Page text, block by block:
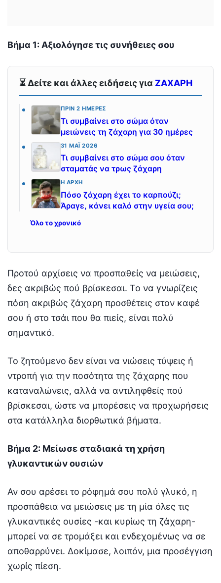
Βήμα 1: Αξιολόγησε τις συνήθειες σου
⏳ Δείτε και άλλες ειδήσεις για ΖΑΧΑΡΗ
ΠΡΙΝ 2 ΗΜΈΡΕΣ
Τι συμβαίνει στο σώμα όταν
μειώνεις τη ζάχαρη για 30 ημέρες
31 ΜΆΙ 2026
Τι συμβαίνει στο σώμα σου όταν
σταματάς να τρως ζάχαρη
Η ΑΡΧΉ
Πόσο ζάχαρη έχει το καρπούζι;
Άραγε, κάνει καλό στην υγεία σου;
Όλο το χρονικό
Προτού αρχίσεις να προσπαθείς να μειώσεις,
δες ακριβώς πού βρίσκεσαι. Το να γνωρίζεις
πόση ακριβώς ζάχαρη προσθέτεις στον καφέ
σου ή στο τσάι που θα πιείς, είναι πολύ
σημαντικό.
Το ζητούμενο δεν είναι να νιώσεις τύψεις ή
ντροπή για την ποσότητα της ζάχαρης που
καταναλώνεις, αλλά να αντιληφθείς πού
βρίσκεσαι, ώστε να μπορέσεις να προχωρήσεις
στα κατάλληλα διορθωτικά βήματα.
Βήμα 2: Μείωσε σταδιακά τη χρήση
γλυκαντικών ουσιών
Αν σου αρέσει το ρόφημά σου πολύ γλυκό, η
προσπάθεια να μειώσεις με τη μία όλες τις
γλυκαντικές ουσίες -και κυρίως τη ζάχαρη-
μπορεί να σε τρομάξει και ενδεχομένως να σε
αποθαρρύνει. Δοκίμασε, λοιπόν, μια προσέγγιση
χωρίς πίεση.